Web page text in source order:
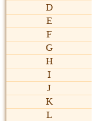
D
E
F
G
H
I
J
K
L